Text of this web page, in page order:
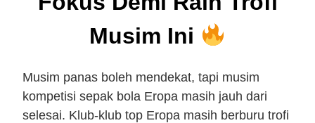
Musim Ini
Musim panas boleh mendekat, tapi musim
kompetisi sepak bola Eropa masih jauh dari
selesai. Klub-klub top Eropa masih berburu trofi